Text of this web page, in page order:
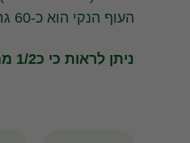
העוף הנקי הוא כ-60 גרם.
ניתן לראות כי כ1/2 ממשקל שוק העוף הוא עוף נקי ראוי למאכל.